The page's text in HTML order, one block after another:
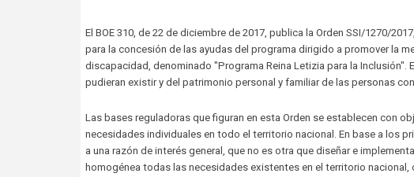
El BOE 310, de 22 de diciembre de 2017, publica la Orden SSI/1270/
para la concesión de las ayudas del programa dirigido a promover la
discapacidad, denominado "Programa Reina Letizia para la
pudieran existir y del patrimonio personal y familiar de las personas
Las bases reguladoras que figuran en esta Orden se establecen con
necesidades individuales en todo el territorio nacional. En base a los
a una razón de interés general, que no es otra que diseñar e
homogénea todas las necesidades existentes en el territorio